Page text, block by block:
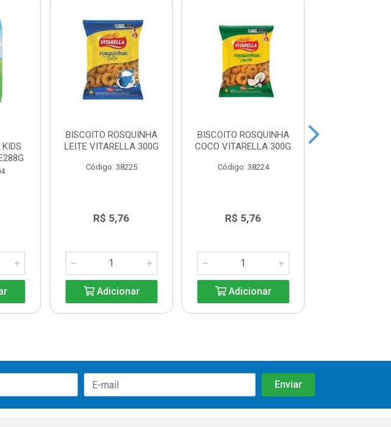
BISCOITO ROSQUINHA
LEITE VITARELLA 300G
Código: 38225
R$ 5,76
Adicionar
BISCOITO ROSQUINHA
COCO VITARELLA 300G
Código: 38224
R$ 5,76
Adicionar